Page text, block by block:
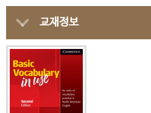
교재정보